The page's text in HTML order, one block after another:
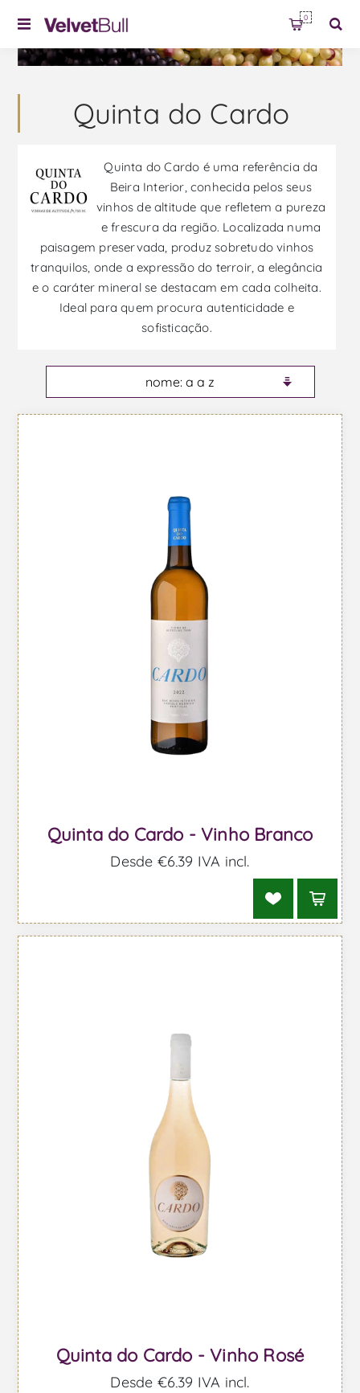
0
Quinta do Cardo
Quinta do Cardo é uma referência da
Beira Interior, conhecida pelos seus
vinhos de altitude que refletem a pureza
e frescura da região. Localizada numa
paisagem preservada, produz sobretudo vinhos
tranquilos, onde a expressão do terroir, a elegância
e o caráter mineral se destacam em cada colheita.
Ideal para quem procura autenticidade e
sofisticação.
Quinta do Cardo - Vinho Branco
Desde €6,39 IVA incl.
Quinta do Cardo - Vinho Rosé
Desde €6,39 IVA incl.